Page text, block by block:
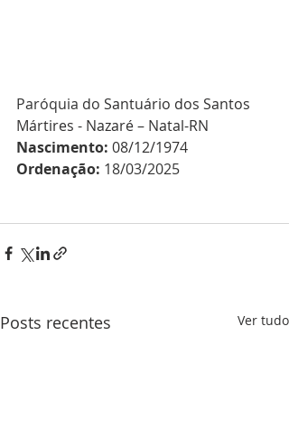
Paróquia do Santuário dos Santos
Mártires - Nazaré – Natal-RN
Nascimento: 08/12/1974
Ordenação: 18/03/2025
Posts recentes Ver tudo